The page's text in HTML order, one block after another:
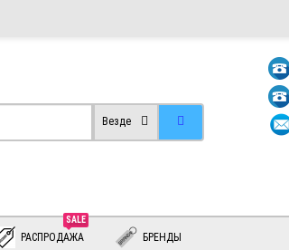
Везде
SALE
РАСПРОДАЖА БРЕНДЫ